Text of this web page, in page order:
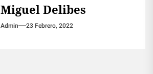
Miguel Delibes
Admin 23 Febrero, 2022